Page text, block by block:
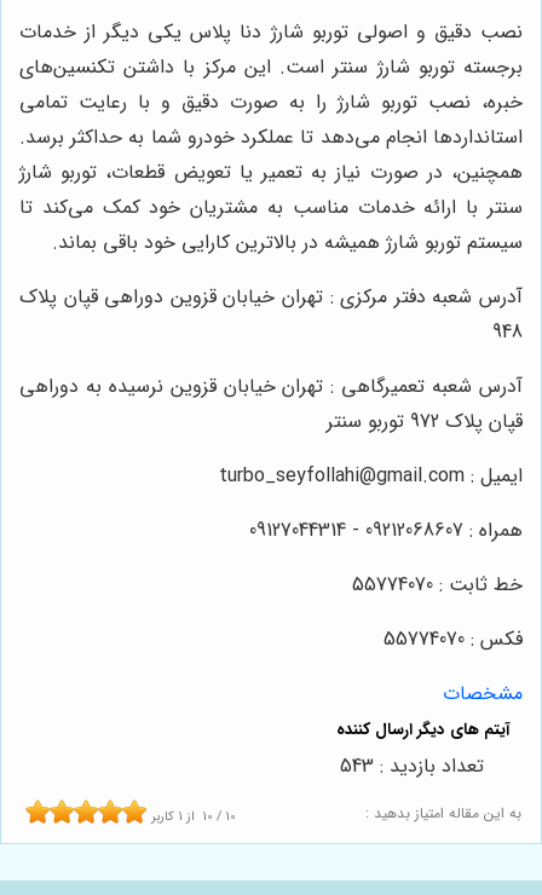
نصب دقیق و اصولی توربو شارژ دنا پلاس یکی دیگر از خدمات
برجسته توربو شارژ سنتر است. این مرکز با داشتن تکنسین‌های
خبره، نصب توربو شارژ را به صورت دقیق و با رعایت تمامی
استانداردها انجام می‌دهد تا عملکرد خودرو شما به حداکثر برسد.
همچنین، در صورت نیاز به تعمیر یا تعویض قطعات، توربو شارژ
سنتر با ارائه خدمات مناسب به مشتریان خود کمک می‌کند تا
سیستم توربو شارژ همیشه در بالاترین کارایی خود باقی بماند.
آدرس شعبه دفتر مرکزی : تهران خیابان قزوین دوراهی قپان پلاک
948
آدرس شعبه تعمیرگاهی : تهران خیابان قزوین نرسیده به دوراهی
قپان پلاک 972 توربو سنتر
ایمیل : turbo_seyfollahi@gmail.com
همراه : 09212068607 - 09127044314
خط ثابت : 55774070
فکس : 55774070
مشخصات
به این مقاله امتیاز بدهید : 10 / 10 از 1 کاربر
تعداد بازدید : 543